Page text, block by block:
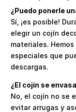
¿Puedo ponerle
Sí, ¡es posible!
elegir un cojín
materiales.
especiales que
descargas.
¿El cojín se
No, el cojín no se
evitar arrugas y